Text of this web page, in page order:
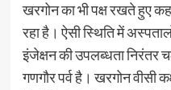
खरगोन का भी पक्ष रखते हुए
रहा है। ऐसी स्थिति में
इंजेक्षन की उपलब्धता निरंतर
गणगौर पर्व है। खरगोन वीसी